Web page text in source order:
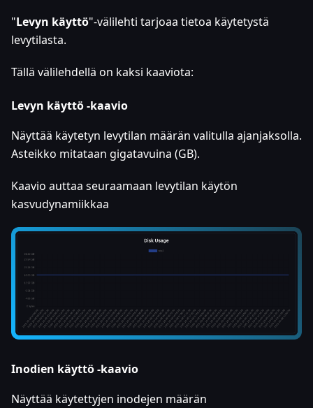
"Levyn käyttö"-välilehti tarjoaa tietoa käytetystä
levytilasta.
Tällä välilehdellä on kaksi kaaviota:
Levyn käyttö -kaavio
Näyttää käytetyn levytilan määrän valitulla ajanjaksolla.
Asteikko mitataan gigatavuina (GB).
Kaavio auttaa seuraamaan levytilan käytön
kasvudynamiikkaa
Inodien käyttö -kaavio
Näyttää käytettyjen inodejen määrän